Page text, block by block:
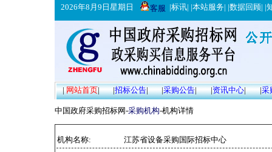
2026年8月9日星期日 客服 |标讯| |本站服务| |数据回顾| |
|网站首页| |招标公告| |采购公告| |资讯中心| |采
中国政府采购招标网-采购机构-机构详情
机构名称:
江苏省设备采购国际招标中心